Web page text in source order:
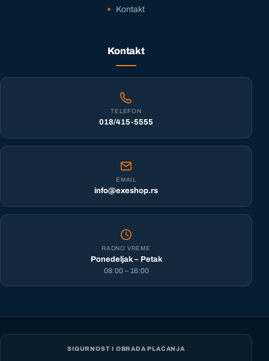
Kontakt
Kontakt
TELEFON
018/415-5555
EMAIL
info@exeshop.rs
RADNO VREME
Ponedeljak – Petak
08:00 – 16:00
SIGURNOST I OBRADA PLAĆANJA